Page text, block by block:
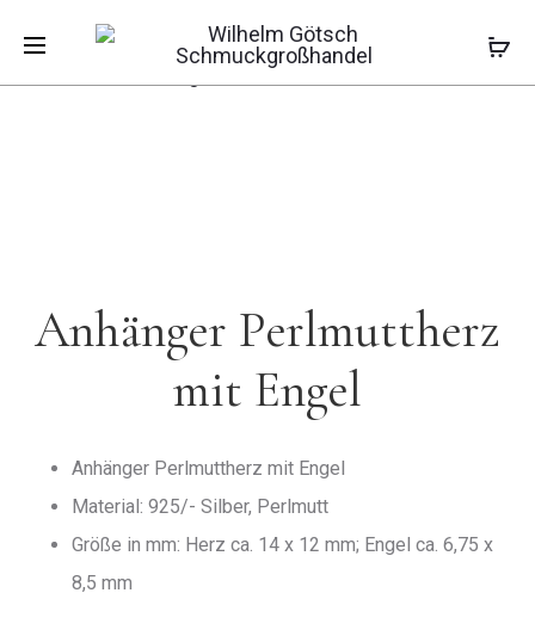
HERZ
Start Anhänger Anhänger
Anhänger
Anhänger Perlmuttherz
mit Engel
Anhänger Perlmuttherz mit Engel
Material: 925/- Silber, Perlmutt
Größe in mm: Herz ca. 14 x 12 mm; Engel ca. 6,75 x
8,5 mm